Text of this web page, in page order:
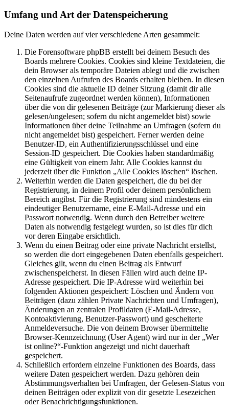
Umfang und Art der Datenspeicherung
Deine Daten werden auf vier verschiedene Arten gesammelt:
Die Forensoftware phpBB erstellt bei deinem Besuch des
Boards mehrere Cookies. Cookies sind kleine Textdateien, die
dein Browser als temporäre Dateien ablegt und die zwischen
den einzelnen Aufrufen des Boards erhalten bleiben. In diesen
Cookies sind die aktuelle ID deiner Sitzung (damit dir alle
Seitenaufrufe zugeordnet werden können), Informationen
über die von dir gelesenen Beiträge (zur Markierung dieser als
gelesen/ungelesen; sofern du nicht angemeldet bist) sowie
Informationen über deine Teilnahme an Umfragen (sofern du
nicht angemeldet bist) gespeichert. Ferner werden deine
Benutzer-ID, ein Authentifizierungsschlüssel und eine
Session-ID gespeichert. Die Cookies haben standardmäßig
eine Gültigkeit von einem Jahr. Alle Cookies kannst du
jederzeit über die Funktion „Alle Cookies löschen“ löschen.
Weiterhin werden die Daten gespeichert, die du bei der
Registrierung, in deinem Profil oder deinem persönlichem
Bereich angibst. Für die Registrierung sind mindestens ein
eindeutiger Benutzername, eine E-Mail-Adresse und ein
Passwort notwendig. Wenn durch den Betreiber weitere
Daten als notwendig festgelegt wurden, so ist dies für dich
vor deren Eingabe ersichtlich.
Wenn du einen Beitrag oder eine private Nachricht erstellst,
so werden die dort eingegebenen Daten ebenfalls gespeichert.
Gleiches gilt, wenn du einen Beitrag als Entwurf
zwischenspeicherst. In diesen Fällen wird auch deine IP-
Adresse gespeichert. Die IP-Adresse wird weiterhin bei
folgenden Aktionen gespeichert: Löschen und Ändern von
Beiträgen (dazu zählen Private Nachrichten und Umfragen),
Änderungen an zentralen Profildaten (E-Mail-Adresse,
Kontoaktivierung, Benutzer-Passwort) und gescheiterte
Anmeldeversuche. Die von deinem Browser übermittelte
Browser-Kennzeichnung (User Agent) wird nur in der „Wer
ist online?“-Funktion angezeigt und nicht dauerhaft
gespeichert.
Schließlich erfordern einzelne Funktionen des Boards, dass
weitere Daten gespeichert werden. Dazu gehören dein
Abstimmungsverhalten bei Umfragen, der Gelesen-Status von
deinen Beiträgen oder explizit von dir gesetzte Lesezeichen
oder Benachrichtigungsfunktionen.